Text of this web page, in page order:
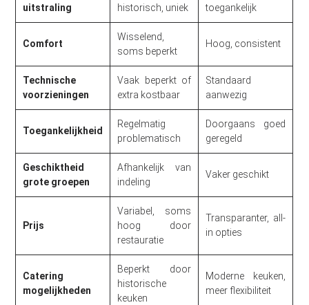
uitstraling
historisch, uniek
toegankelijk
Comfort
Wisselend,
soms beperkt
Hoog, consistent
Technische
voorzieningen
Vaak beperkt of
extra kostbaar
Standaard
aanwezig
Toegankelijkheid
Regelmatig
problematisch
Doorgaans goed
geregeld
Geschiktheid
grote groepen
Afhankelijk van
indeling
Vaker geschikt
Prijs
Variabel, soms
hoog door
restauratie
Transparanter, all-
in opties
Catering
mogelijkheden
Beperkt door
historische
keuken
Moderne keuken,
meer flexibiliteit